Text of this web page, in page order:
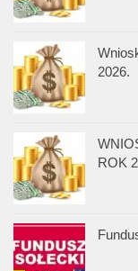
2026.
ROK